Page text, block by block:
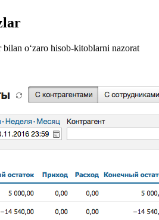
o‘zaro hisob-kitoblarni nazorat